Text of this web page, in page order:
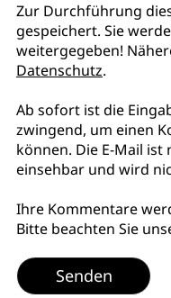
Zur Durchführung
gespeichert. Sie
weitergegeben!
Datenschutz.
Ab sofort ist die
zwingend, um einen
können. Die E-Mail
einsehbar und wird
Ihre Kommentare
Bitte beachten Sie
Senden